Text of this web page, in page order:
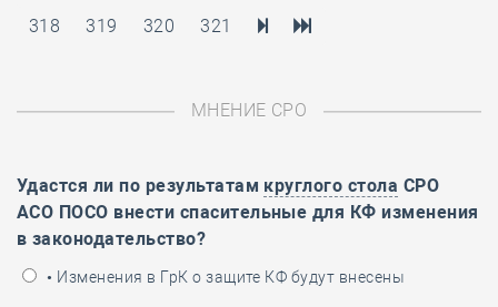
318
319 320 321
МНЕНИЕ СРО
Удастся ли по результатам круглого стола СРО
АСО ПОСО внести спасительные для КФ изменения
в законодательство?
• Изменения в ГрК о защите КФ будут внесены